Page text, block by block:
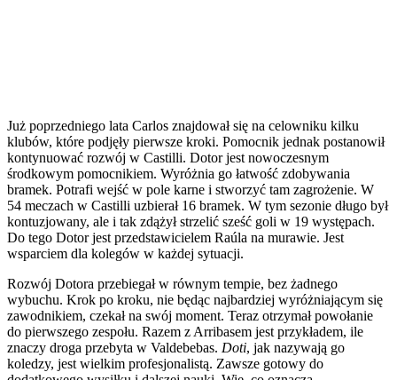
Już poprzedniego lata Carlos znajdował się na celowniku kilku
klubów, które podjęły pierwsze kroki. Pomocnik jednak postanowił
kontynuować rozwój w Castilli. Dotor jest nowoczesnym
środkowym pomocnikiem. Wyróżnia go łatwość zdobywania
bramek. Potrafi wejść w pole karne i stworzyć tam zagrożenie. W
54 meczach w Castilli uzbierał 16 bramek. W tym sezonie długo był
kontuzjowany, ale i tak zdążył strzelić sześć goli w 19 występach.
Do tego Dotor jest przedstawicielem Raúla na murawie. Jest
wsparciem dla kolegów w każdej sytuacji.
Rozwój Dotora przebiegał w równym tempie, bez żadnego
wybuchu. Krok po kroku, nie będąc najbardziej wyróżniającym się
zawodnikiem, czekał na swój moment. Teraz otrzymał powołanie
do pierwszego zespołu. Razem z Arribasem jest przykładem, ile
znaczy droga przebyta w Valdebebas. Doti, jak nazywają go
koledzy, jest wielkim profesjonalistą. Zawsze gotowy do